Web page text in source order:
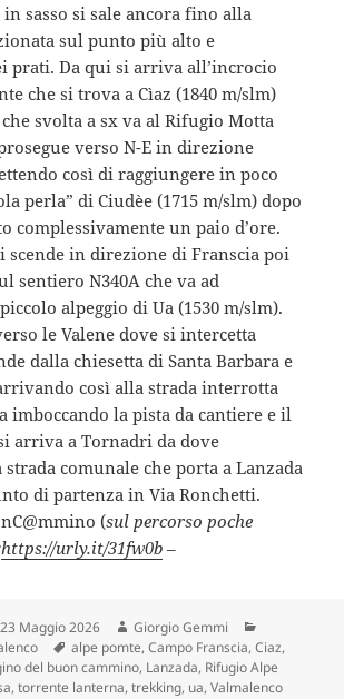
sasso si sale ancora fino alla
sul punto più alto e
prati. Da qui si arriva all’incrocio
che si trova a Cìaz (1840 m/slm)
svolta a sx va al Rifugio Motta
verso N-E in direzione
così di raggiungere in poco
perla” di Ciudèe (1715 m/slm) dopo
complessivamente un paio d’ore.
in direzione di Franscia poi
sentiero N340A che va ad
alpeggio di Ua (1530 m/slm).
le Valene dove si intercetta
dalla chiesetta di Santa Barbara e
così alla strada interrotta
imboccando la pista da cantiere e il
arriva a Tornadri da dove
comunale che porta a Lanzada
di partenza in Via Ronchetti.
(sul percorso poche
https://urly.it/31fw0b –
Scritto
il
23 Maggio 2026 Autore
Giorgio Gemmi
Tag
alpe pomte,Campo Franscia,Ciaz,
del buon cammino, Lanzada, Rifugio Alpe
,torrente lanterna,trekking, ua,Valmalenco